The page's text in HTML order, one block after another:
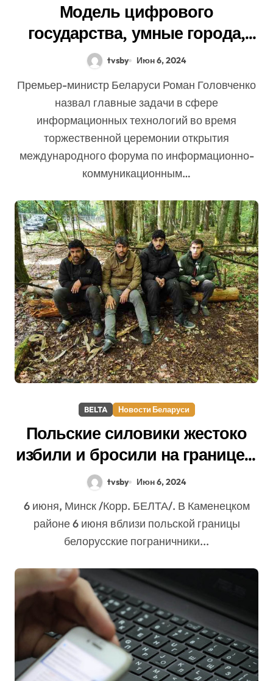
Модель цифрового
государства, умные города,
сети 5G: Роман Головченко
сфере ИТ
tvsby Июн 6, 2024
Премьер-министр Беларуси Роман Головченко
назвал главные задачи в сфере
информационных технологий во время
торжественной церемонии открытия
международного форума по информационно-
коммуникационным…
BELTA Новости Беларуси
Польские силовики жестоко
избили и бросили на границе с
Беларусью пятерых беженцев
tvsby Июн 6, 2024
6 июня, Минск /Корр. БЕЛТА/. В Каменецком
районе 6 июня вблизи польской границы
белорусские пограничники...